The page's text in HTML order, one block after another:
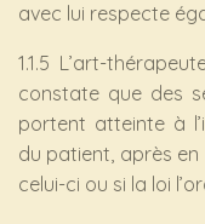
avec lui respecte
1.1.5 L’art-
constate que des
portent atteinte à
du patient, après
celui-ci ou si la loi